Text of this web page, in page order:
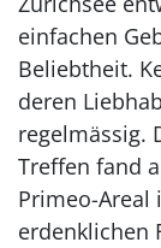
einfachen
Beliebtheit.
deren
regelmässig.
Treffen fand
Primeo-Areal
erdenklichen